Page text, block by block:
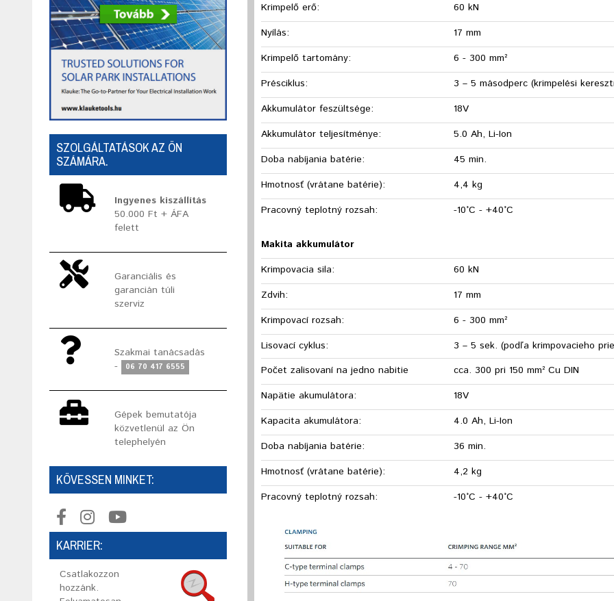
SZOLGÁLTATÁSOK AZ ÖN
SZÁMÁRA.
Ingyenes kiszállítás
50.000 Ft + ÁFA
felett
Garanciális és
garancián túli
szerviz
Szakmai tanácsadás
-
06 70 417 6555
Gépek bemutatója
közvetlenül az Ön
telephelyén
KÖVESSEN MINKET:
KARRIER:
Csatlakozzon
hozzánk.
Krimpelő erő:
60 kN
Nyílás:
17 mm
Krimpelő tartomány:
6 - 300 mm²
Présciklus:
3 – 5 másodperc (krimpelési
Akkumulátor feszültsége:
18V
Akkumulátor teljesítménye:
5.0 Ah, Li-Ion
Doba nabíjania batérie:
45 min.
Hmotnosť (vrátane batérie):
4,4 kg
Pracovný teplotný rozsah:
-10°C - +40°C
Makita akkumulátor
Krimpovacia sila:
60 kN
Zdvih:
17 mm
Krimpovací rozsah:
6 - 300 mm²
Lisovací cyklus:
Počet zalisovaní na jedno nabitie
3 – 5 sek. (podľa krimpovacieho
cca. 300 pri 150 mm² Cu DIN
Napätie akumulátora:
18V
Kapacita akumulátora:
4.0 Ah, Li-Ion
Doba nabíjania batérie:
36 min.
Hmotnosť (vrátane batérie):
4,2 kg
Pracovný teplotný rozsah:
-10°C - +40°C